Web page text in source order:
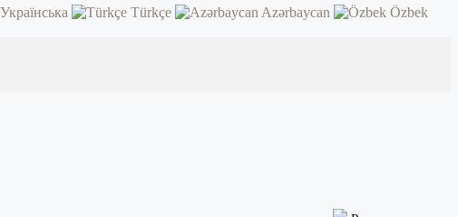
Українська Türkçe Azərbaycan
Özbek